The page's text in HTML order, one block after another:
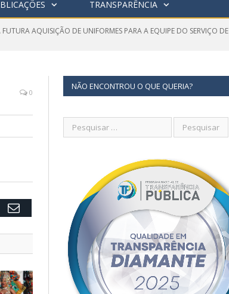
TRANSPARÊNCIA
AQUISIÇÃO DE UNIFORMES PARA A EQUIPE DO SERVIÇO DE
0
Email
NÃO ENCONTROU O QUE QUERIA?